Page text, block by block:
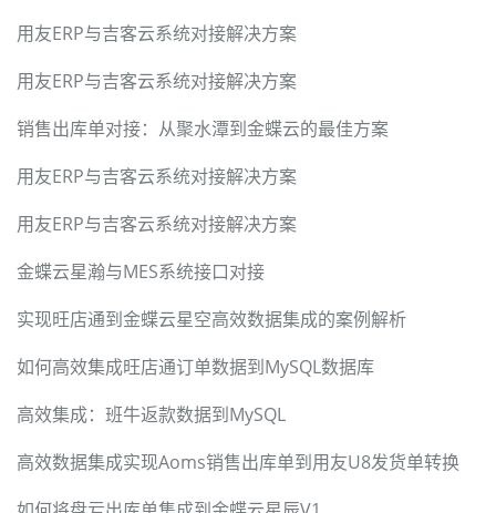
用友ERP与吉客云系统对接解决方案
用友ERP与吉客云系统对接解决方案
销售出库单对接：从聚水潭到金蝶云的最佳方案
用友ERP与吉客云系统对接解决方案
用友ERP与吉客云系统对接解决方案
金蝶云星瀚与MES系统接口对接
实现旺店通到金蝶云星空高效数据集成的案例解析
如何高效集成旺店通订单数据到MySQL数据库
高效集成：班牛返款数据到MySQL
高效数据集成实现Aoms销售出库单到用友U8发货单转换